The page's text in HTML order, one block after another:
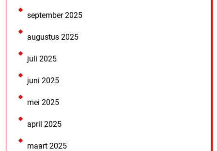
september 2025
augustus 2025
juli 2025
juni 2025
mei 2025
april 2025
maart 2025